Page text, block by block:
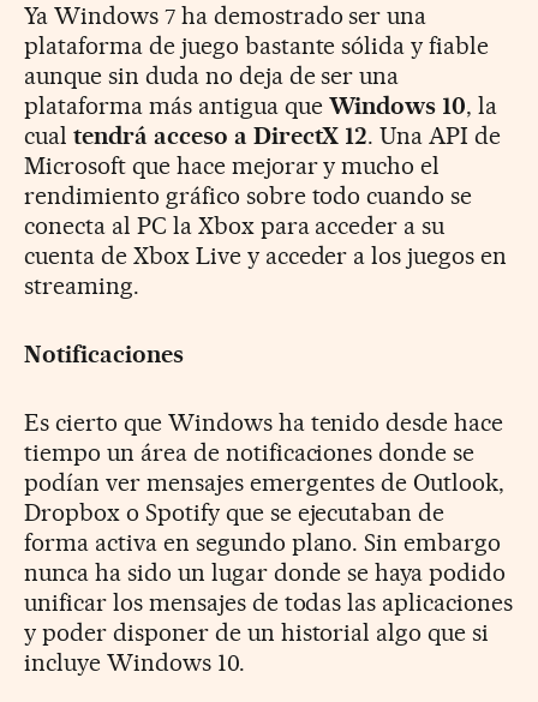
Ya Windows 7 ha demostrado ser una
plataforma de juego bastante sólida y fiable
aunque sin duda no deja de ser una
plataforma más antigua que Windows 10, la
cual tendrá acceso a DirectX 12. Una API de
Microsoft que hace mejorar y mucho el
rendimiento gráfico sobre todo cuando se
conecta al PC la Xbox para acceder a su
cuenta de Xbox Live y acceder a los juegos en
streaming.
Notificaciones
Es cierto que Windows ha tenido desde hace
tiempo un área de notificaciones donde se
podían ver mensajes emergentes de Outlook,
Dropbox o Spotify que se ejecutaban de
forma activa en segundo plano. Sin embargo
nunca ha sido un lugar donde se haya podido
unificar los mensajes de todas las aplicaciones
y poder disponer de un historial algo que si
incluye Windows 10.